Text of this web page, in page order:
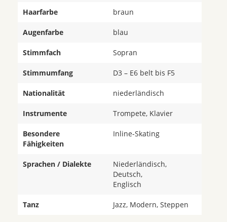
Haarfarbe braun
Augenfarbe blau
Stimmfach Sopran
Stimmumfang D3 – E6 belt bis F5
Nationalität niederländisch
Instrumente Trompete, Klavier
Besondere
Fähigkeiten
Inline-Skating
Sprachen / Dialekte
Niederländisch,
Deutsch,
Englisch
Tanz Jazz, Modern, Steppen